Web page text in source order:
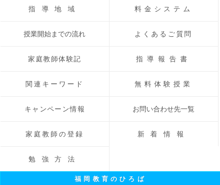
指導地域 料金システム
授業開始までの流れ よくあるご質問
家庭教師体験記 指導報告書
関連キーワード 無料体験授業
キャンペーン情報 お問い合わせ先一覧
家庭教師の登録 新着情報
勉強方法
福岡教育のひろば